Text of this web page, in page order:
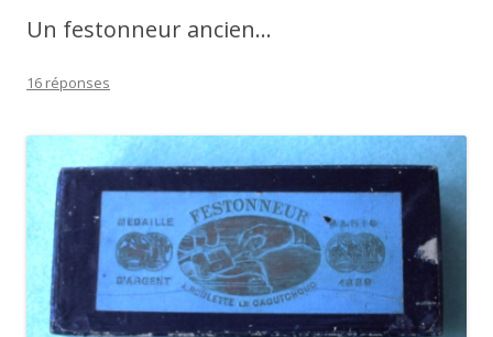
Un festonneur ancien…
16 réponses